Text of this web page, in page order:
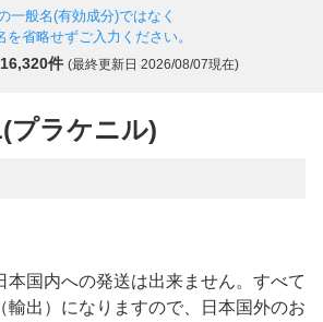
一般名(有効成分)ではなく
を省略せずご入力ください。
件 (最終更新日 2026/08/07現在)
プラケニル)
国内への発送は出来ません。すべて
輸出）になりますので、日本国外のお